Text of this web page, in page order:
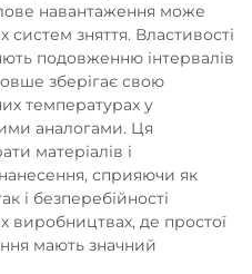
навантаження може
зняття. Властивості
подовженню інтервалів
зберігає свою
температурах у
аналогами. Ця
матеріалів і
сприяючи як
і безперебійності
виробництвах, де простої
мають значний